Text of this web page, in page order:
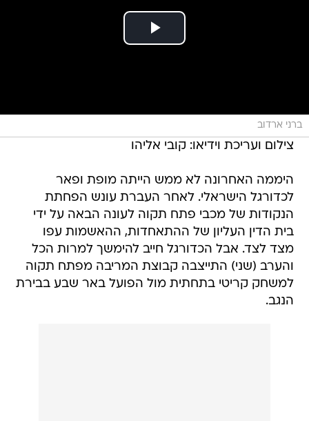
ברני ארדוב
צילום ועריכת וידיאו: קובי אליהו
היממה האחרונה לא ממש הייתה מופת ופאר
לכדורגל הישראלי. לאחר העברת עונש הפחתת
הנקודות של מכבי פתח תקוה לעונה הבאה על ידי
בית הדין העליון של ההתאחדות, ההאשמות עפו
מצד לצד. אבל הכדורגל חייב להימשך למרות הכל
והערב (שני) התייצבה קבוצת המריבה מפתח תקוה
למשחק קריטי בתחתית מול הפועל באר שבע בבירת
הנגב.